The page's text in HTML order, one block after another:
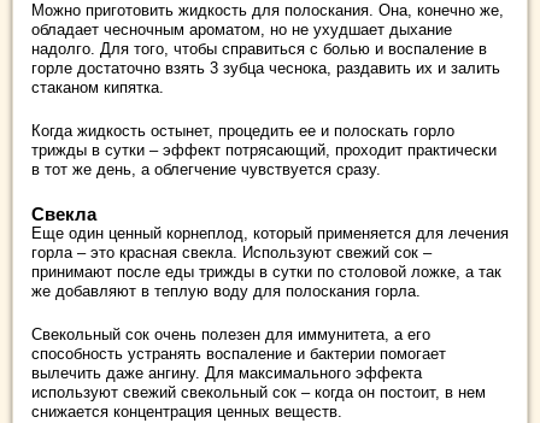
Можно приготовить жидкость для полоскания. Она, конечно же,
обладает чесночным ароматом, но не ухудшает дыхание
надолго. Для того, чтобы справиться с болью и воспаление в
горле достаточно взять 3 зубца чеснока, раздавить их и залить
стаканом кипятка.
Когда жидкость остынет, процедить ее и полоскать горло
трижды в сутки – эффект потрясающий, проходит практически
в тот же день, а облегчение чувствуется сразу.
Свекла
Еще один ценный корнеплод, который применяется для лечения
горла – это красная свекла. Используют свежий сок –
принимают после еды трижды в сутки по столовой ложке, а так
же добавляют в теплую воду для полоскания горла.
Свекольный сок очень полезен для иммунитета, а его
способность устранять воспаление и бактерии помогает
вылечить даже ангину. Для максимального эффекта
используют свежий свекольный сок – когда он постоит, в нем
снижается концентрация ценных веществ.